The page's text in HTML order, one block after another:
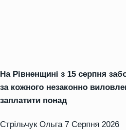
На Рівненщині з 15 серпня
за кожного незаконно
заплатити понад
Стрільчук Ольга 7 Серпня 2026